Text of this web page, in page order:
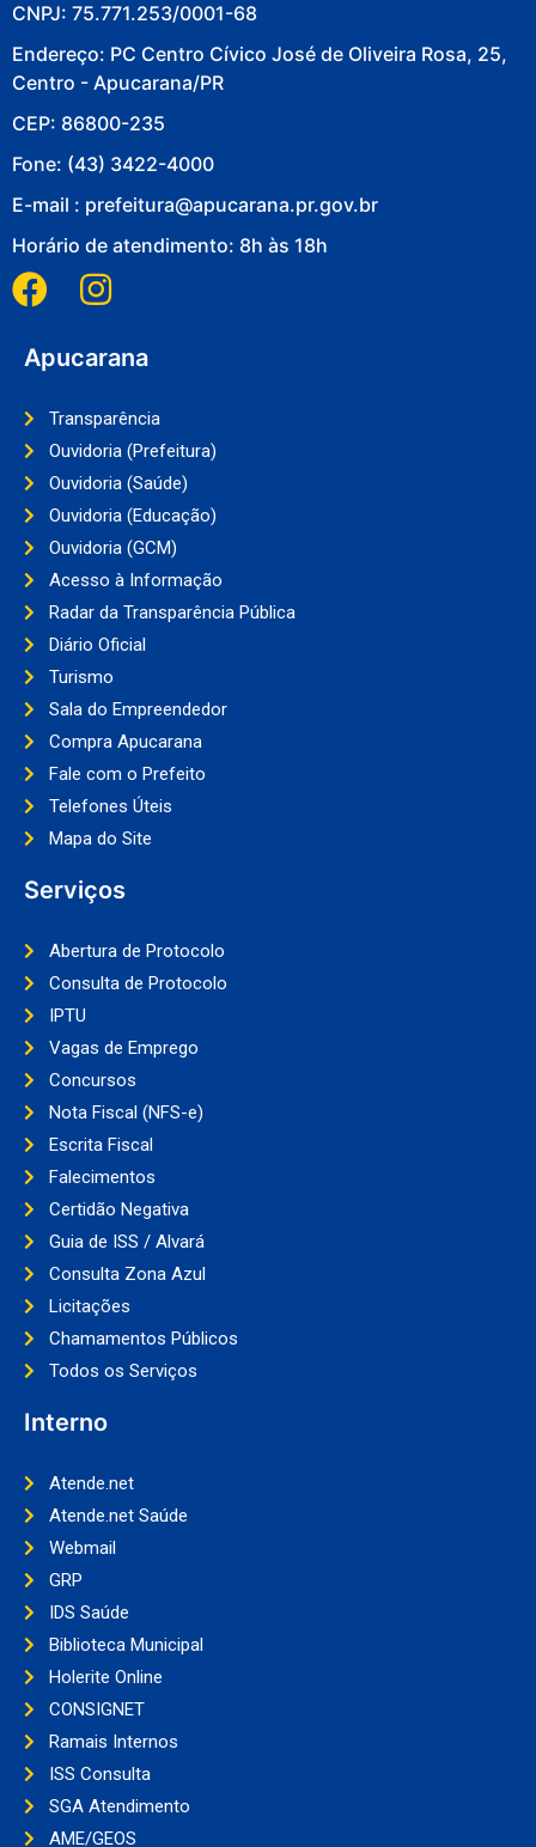
CNPJ: 75.771.253/0001-68
Endereço: PC Centro Cívico José de Oliveira Rosa, 25,
Centro - Apucarana/PR
CEP: 86800-235
Fone: (43) 3422-4000
E-mail : prefeitura@apucarana.pr.gov.br
Horário de atendimento: 8h às 18h
Apucarana
Transparência
Ouvidoria (Prefeitura)
Ouvidoria (Saúde)
Ouvidoria (Educação)
Ouvidoria (GCM)
Acesso à Informação
Radar da Transparência Pública
Diário Oficial
Turismo
Sala do Empreendedor
Compra Apucarana
Fale com o Prefeito
Telefones Úteis
Mapa do Site
Serviços
Abertura de Protocolo
Consulta de Protocolo
IPTU
Vagas de Emprego
Concursos
Nota Fiscal (NFS-e)
Escrita Fiscal
Falecimentos
Certidão Negativa
Guia de ISS / Alvará
Consulta Zona Azul
Licitações
Chamamentos Públicos
Todos os Serviços
Interno
Atende.net
Atende.net Saúde
Webmail
GRP
IDS Saúde
Biblioteca Municipal
Holerite Online
CONSIGNET
Ramais Internos
ISS Consulta
SGA Atendimento
AME/GEOS